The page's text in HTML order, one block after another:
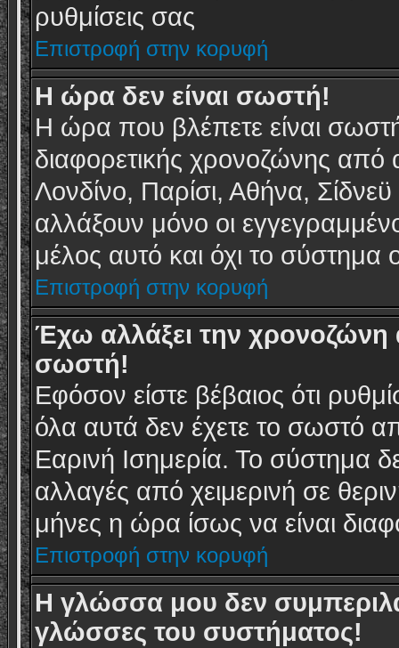
ρυθμίσεις σας
Επιστροφή στην κορυφή
Η ώρα δεν είναι σωστή!
Η ώρα που βλέπετε είναι
διαφορετικής χρονοζώνης από
Λονδίνο, Παρίσι, Αθήνα,
αλλάξουν μόνο οι
μέλος αυτό και όχι το σύστημα
Επιστροφή στην κορυφή
Έχω αλλάξει την χρονοζώνη
σωστή!
Εφόσον είστε βέβαιος ότι
όλα αυτά δεν έχετε το σωστό
Εαρινή Ισημερία. Το σύστημα
αλλαγές από χειμερινή σε
μήνες η ώρα ίσως να είναι
Επιστροφή στην κορυφή
Η γλώσσα μου δεν
γλώσσες του συστήματος!